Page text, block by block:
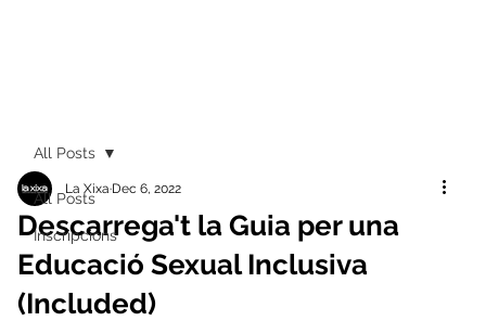
All Posts
Inscripcions
All Posts
Descarrega't la Guia per una
Educació Sexual Inclusiva
(Included)
La Xixa Dec 6, 2022